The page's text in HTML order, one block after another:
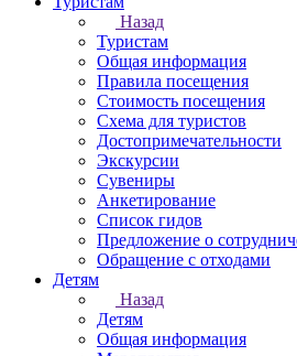
Назад
Туристам
Общая информация
Правила посещения
Стоимость посещения
Схема для туристов
Достопримечательности
Экскурсии
Сувениры
Анкетирование
Список гидов
Предложение о
Обращение с отходами
Детям
Назад
Детям
Общая информация